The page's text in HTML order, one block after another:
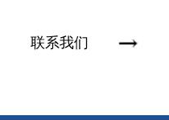
联系我们